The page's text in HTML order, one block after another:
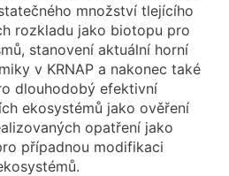
množství tlejícího
rozkladu jako biotopu pro
stanovení aktuální horní
v KRNAP a nakonec také
dlouhodobý efektivní
ekosystémů jako ověření
opatření jako
případnou modifikaci